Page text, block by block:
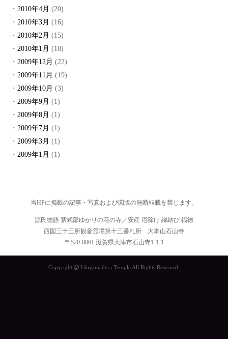
2010年4月 (20)
2010年3月 (16)
2010年2月 (15)
2010年1月 (18)
2009年12月 (22)
2009年11月 (19)
2009年10月 (3)
2009年9月 (1)
2009年8月 (1)
2009年7月 (1)
2009年3月 (1)
2009年1月 (1)
当HPに掲載の記事・写真および図版の無断転載を禁じます。
源氏物語 紫式部ゆかりの花の寺／安産 厄除け 縁結び 福徳
西国三十三所観音霊場第十三番札所 大本山石山寺
〒520-0861 滋賀県大津市石山寺1-1-1
Copyright Ishiyamadera Temple All Rights Reserved.